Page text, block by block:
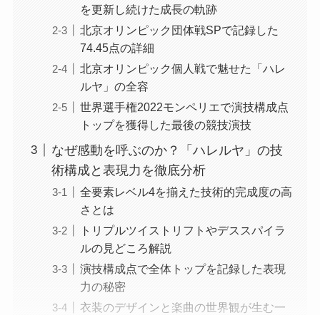
を更新し続けた成長の軌跡
北京オリンピック団体戦SPで記録した
74.45点の詳細
北京オリンピック個人戦で魅せた「ハレ
ルヤ」の全容
世界選手権2022モンペリエで演技構成点
トップを獲得した最後の競技演技
なぜ感動を呼ぶのか？「ハレルヤ」の技
術構成と表現力を徹底分析
全要素レベル4を揃えた技術的完成度の高
さとは
トリプルツイストリフトやデススパイラ
ルの見どころ解説
演技構成点で全体トップを記録した表現
力の秘密
衣装のデザインと楽曲の世界観が生む一